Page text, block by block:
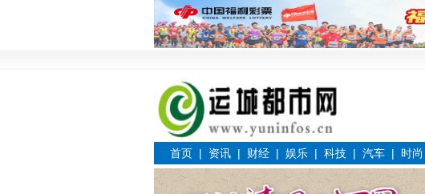
首页 | 资讯 | 财经 | 娱乐 | 科技 | 汽车 | 时尚